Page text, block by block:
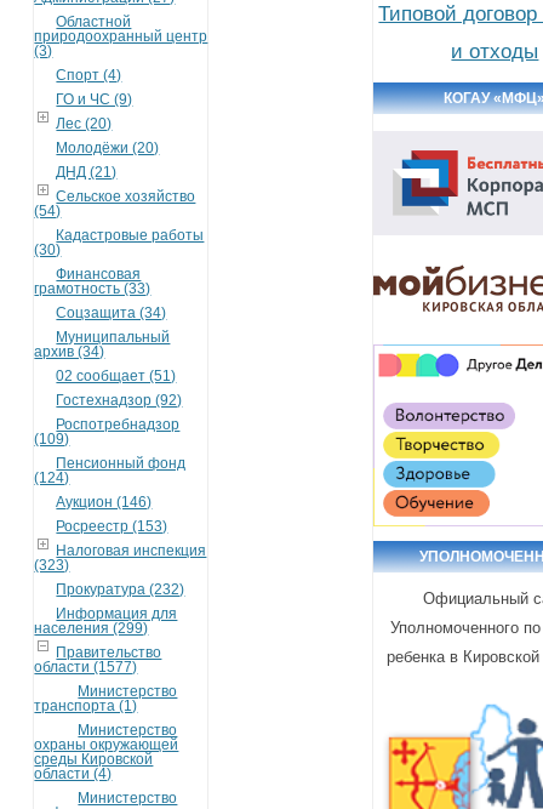
Областной
природоохранный центр
(3)
Спорт (4)
ГО и ЧС (9)
Лес (20)
Молодёжи (20)
ДНД (21)
Сельское хозяйство
(54)
Кадастровые работы
(30)
Финансовая
грамотность (33)
Соцзащита (34)
Муниципальный
архив (34)
02 сообщает (51)
Гостехнадзор (92)
Роспотребнадзор
(109)
Пенсионный фонд
(124)
Аукцион (146)
Росреестр (153)
Налоговая инспекция
(323)
Прокуратура (232)
Информация для
населения (299)
Правительство
области (1577)
Министерство
транспорта (1)
Министерство
охраны окружающей
среды Кировской
области (4)
Министерство
Типовой
и отходы
КОГАУ
Официальный
Уполномоченного
ребенка в